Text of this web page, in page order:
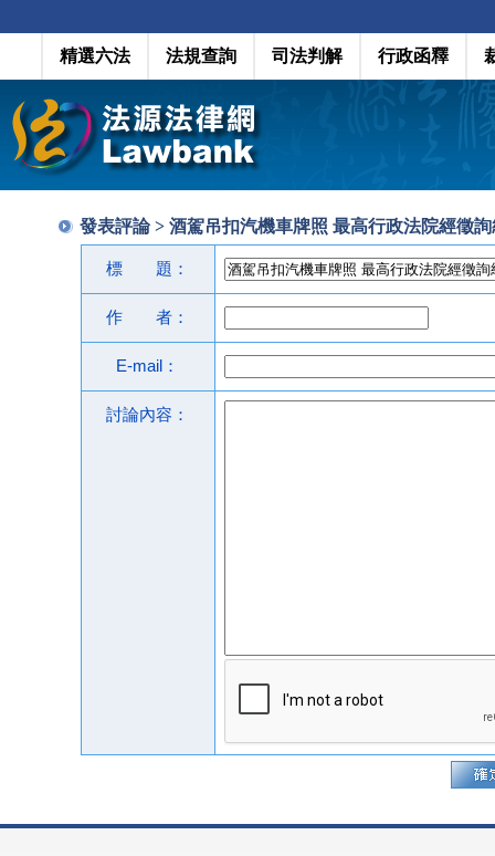
精選六法 法規查詢 司法判解 行政函釋
發表評論 > 酒駕吊扣汽機車牌照 最高行政法院經徵
標 題：
作 者：
E-mail：
討論內容：